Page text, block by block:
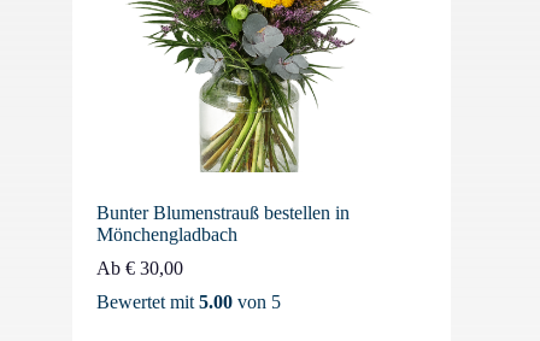
Bunter Blumenstrauß bestellen in
Mönchengladbach
Ab € 30,00
Bewertet mit 5.00 von 5